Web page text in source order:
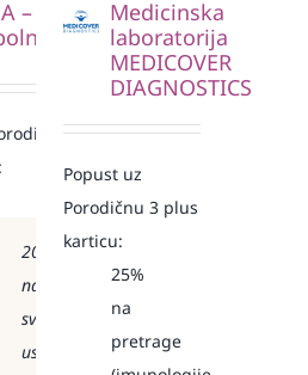
–
3
20%
na
sve
usluge
Medicinska
laboratorija
MEDICOVER
DIAGNOSTICS
Popust uz
Porodičnu 3 plus
karticu:
25%
na
pretrage